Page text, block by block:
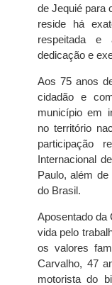
de Jequié para
reside há
respeitada e
dedicação e
Aos 75 anos
cidadão e
município em
no território
participação
Internacional
Paulo, além
do Brasil.
Aposentado da
vida pelo
os valores
Carvalho, 47
motorista do